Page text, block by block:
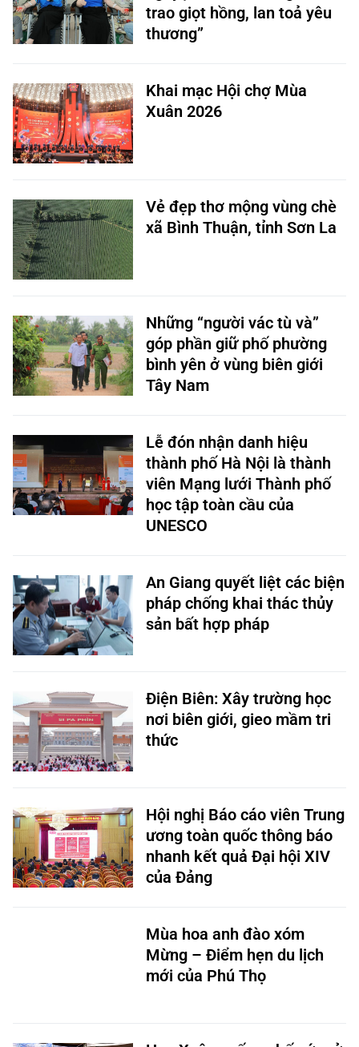
trao giọt hồng, lan toả yêu
thương”
Khai mạc Hội chợ Mùa
Xuân 2026
Vẻ đẹp thơ mộng vùng chè
xã Bình Thuận, tỉnh Sơn La
Những “người vác tù và”
góp phần giữ phố phường
bình yên ở vùng biên giới
Tây Nam
Lễ đón nhận danh hiệu
thành phố Hà Nội là thành
viên Mạng lưới Thành phố
học tập toàn cầu của
UNESCO
An Giang quyết liệt các biện
pháp chống khai thác thủy
sản bất hợp pháp
Điện Biên: Xây trường học
nơi biên giới, gieo mầm tri
thức
Hội nghị Báo cáo viên Trung
ương toàn quốc thông báo
nhanh kết quả Đại hội XIV
của Đảng
Mùa hoa anh đào xóm
Mừng – Điểm hẹn du lịch
mới của Phú Thọ